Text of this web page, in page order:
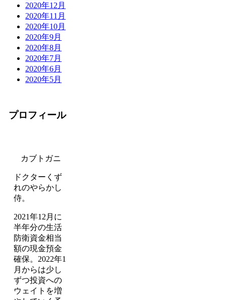
2020年12月
2020年11月
2020年10月
2020年9月
2020年8月
2020年7月
2020年6月
2020年5月
プロフィール
カブトガニ
ドクターくず
れのやらかし
侍。
2021年12月に
半年分の生活
防衛資金相当
額の現金預金
確保。2022年1
月からは少し
ずつ投資への
ウェイトを増